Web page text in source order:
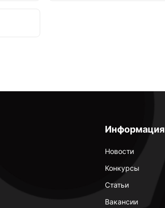
Информация
Новости
Конкурсы
Статьи
Вакансии